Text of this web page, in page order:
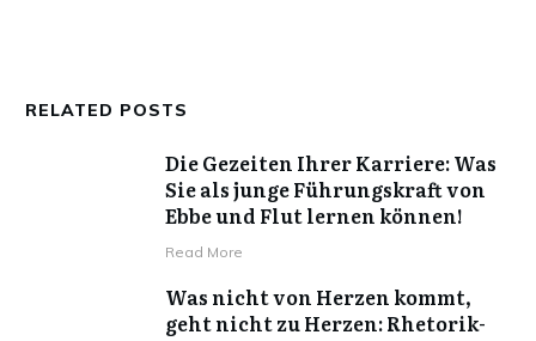
RELATED POSTS
Die Gezeiten Ihrer Karriere: Was
Sie als junge Führungskraft von
Ebbe und Flut lernen können!
Read More
Was nicht von Herzen kommt,
geht nicht zu Herzen: Rhetorik-